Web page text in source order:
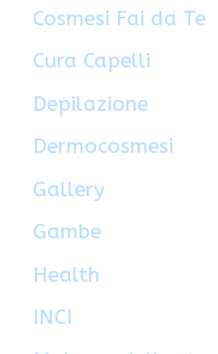
Cosmesi Fai da Te
Cura Capelli
Depilazione
Dermocosmesi
Gallery
Gambe
Health
INCI